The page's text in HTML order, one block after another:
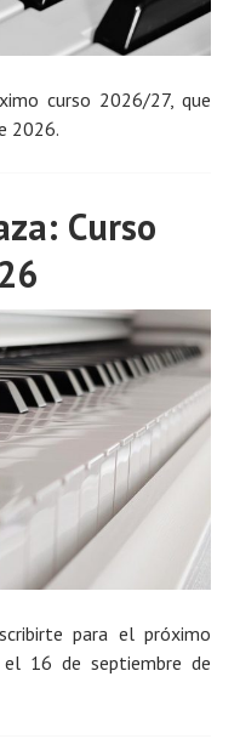
curso 2026/27, que
2026.
Curso
para el próximo
16 de septiembre de